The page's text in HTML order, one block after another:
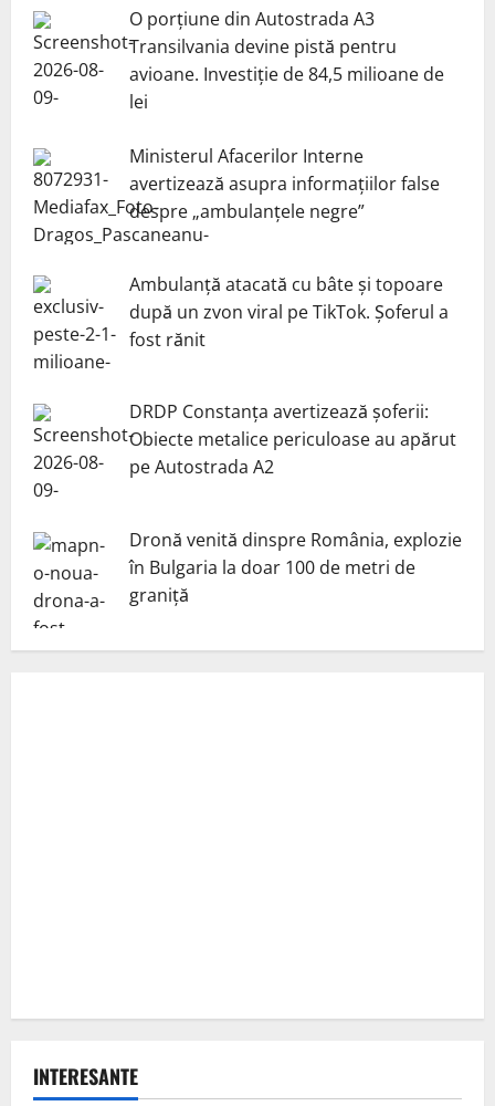
O porțiune din Autostrada A3
Transilvania devine pistă pentru
avioane. Investiție de 84,5 milioane de
lei
Ministerul Afacerilor Interne
avertizează asupra informațiilor false
despre „ambulanțele negre”
Ambulanță atacată cu bâte și topoare
după un zvon viral pe TikTok. Șoferul a
fost rănit
DRDP Constanța avertizează șoferii:
Obiecte metalice periculoase au apărut
pe Autostrada A2
Dronă venită dinspre România, explozie
în Bulgaria la doar 100 de metri de
graniță
INTERESANTE